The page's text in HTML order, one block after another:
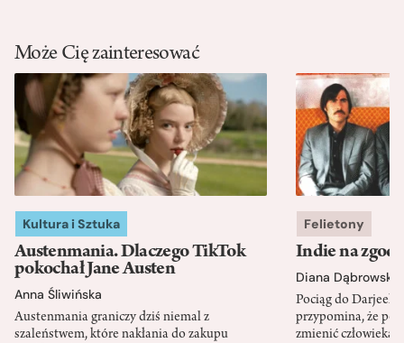
Może Cię zainteresować
Kultura i Sztuka
Austenmania. Dlaczego TikTok
pokochał Jane Austen
Anna Śliwińska
Austenmania graniczy dziś niemal z
szaleństwem, które nakłania do zakupu
Felietony
Indie na
Diana Dąbrowska
Pociąg do
przypomina, że
zmienić człowieka